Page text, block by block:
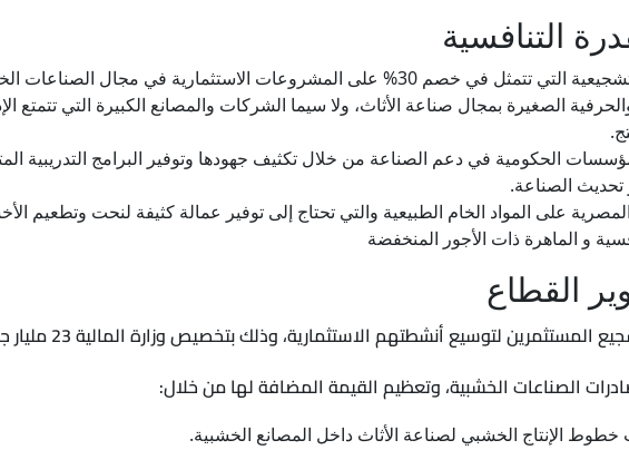
التنافسية
المشروعات الاستثمارية في مجال الصناعات الخشبية والأثاث.
الصغيرة بمجال صناعة الأثاث، ولا سيما الشركات والمصانع الكبيرة التي تتمتع
الحكومية في دعم الصناعة من خلال تكثيف جهودها وتوفير البرامج التدريبية
الصناعة.
على المواد الخام الطبيعية والتي تحتاج إلى توفير عمالة كثيفة لنحت وتطعيم
و الماهرة ذات الأجور المنخفضة
القطاع
لتوسيع أنشطتهم الاستثمارية، وذلك بتخصيص وزارة المالية 23 مليار جنيه بموازنة المالية الجديدة 2024-2025.
الصناعات الخشبية، وتعظيم القيمة المضافة لها من خلال:
خطوط الإنتاج الخشبي لصناعة الأثاث داخل المصانع الخشبية.